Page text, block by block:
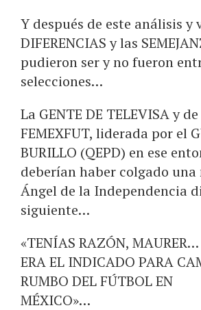
Y después de este análisis y
DIFERENCIAS y las
pudieron ser y no fueron
selecciones…
La GENTE DE TELEVISA y
FEMEXFUT, liderada por el
BURILLO (QEPD) en ese
deberían haber colgado
Ángel de la Independencia
siguiente…
«TENÍAS RAZÓN,
ERA EL INDICADO PARA
RUMBO DEL FÚTBOL EN
MÉXICO»…